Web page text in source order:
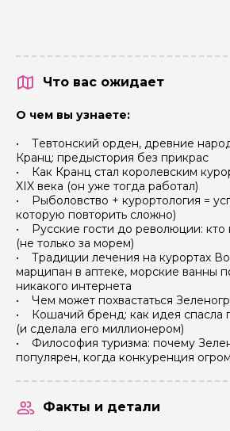
вт ср чт пт
3 500 ₽ 3 500 ₽ 3 500 ₽
Что вас ожидает
О чем вы узнаете:
• Тевтонский орден, древние
Кранц: предыстория без прикрас
• Как Кранц стал королевским
XIX века (он уже тогда работал)
• Рыболовство + курортология =
которую повторить сложно)
• Русские гости до революции: кто
(не только за морем)
• Традиции лечения на курортах
марципан в аптеке, морские ванны
никакого интернета
• Чем может похвастаться
• Кошачий бренд: как идея спасла
(и сделала его миллионером)
• Философия туризма: почему
популярен, когда конкуренция
Факты и детали